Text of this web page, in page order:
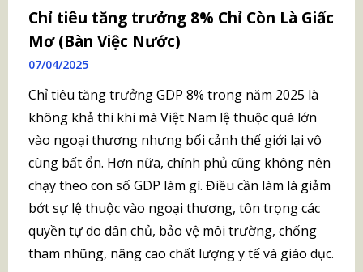
Chỉ tiêu tăng trưởng 8% Chỉ Còn Là Giấc
Mơ (Bàn Việc Nước)
07/04/2025
Chỉ tiêu tăng trưởng GDP 8% trong năm 2025 là
không khả thi khi mà Việt Nam lệ thuộc quá lớn
vào ngoại thương nhưng bối cảnh thế giới lại vô
cùng bất ổn. Hơn nữa, chính phủ cũng không nên
chạy theo con số GDP làm gì. Điều cần làm là giảm
bớt sự lệ thuộc vào ngoại thương, tôn trọng các
quyền tự do dân chủ, bảo vệ môi trường, chống
tham nhũng, nâng cao chất lượng y tế và giáo dục.